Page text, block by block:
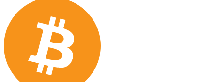
Ethereum
ETH